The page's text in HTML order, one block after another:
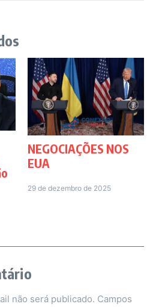
NEGOCIAÇÕES NOS
EUA
29 de dezembro de 2025
não será publicado. Campos